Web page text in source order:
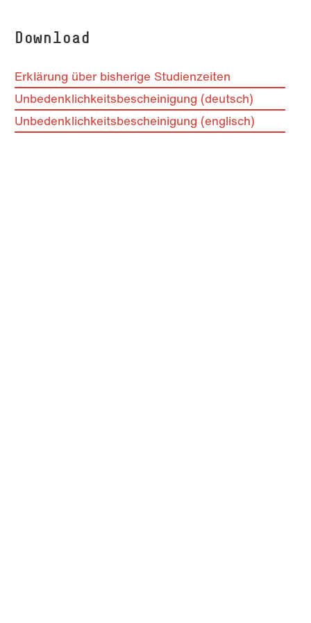
Download
Erklärung über bisherige Studienzeiten
Unbedenklichkeitsbescheinigung (deutsch)
Unbedenklichkeitsbescheinigung (englisch)